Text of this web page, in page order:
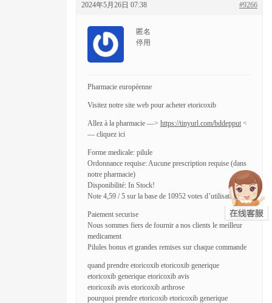
2024年5月26日 07:38 #9266
匿名
停用
Pharmacie européenne
Visitez notre site web pour acheter etoricoxib
Allez à la pharmacie —> https://tinyurl.com/bddepput <
— cliquez ici
Forme medicale: pilule
Ordonnance requise: Aucune prescription requise (dans
notre pharmacie)
Disponibilité: In Stock!
Note 4,59 / 5 sur la base de 10952 votes d’utilisateurs
Paiement securise
Nous sommes fiers de fournir a nos clients le meilleur
medicament
Pilules bonus et grandes remises sur chaque commande
quand prendre etoricoxib etoricoxib generique
etoricoxib generique etoricoxib avis
etoricoxib avis etoricoxib arthrose
pourquoi prendre etoricoxib etoricoxib generique